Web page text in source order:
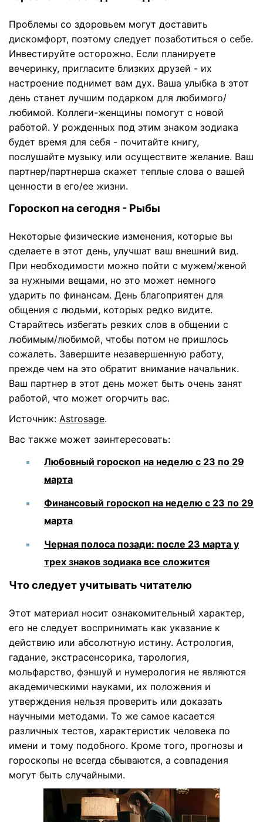
Проблемы со здоровьем могут доставить
дискомфорт, поэтому следует позаботиться о себе.
Инвестируйте осторожно. Если планируете
вечеринку, пригласите близких друзей - их
настроение поднимет вам дух. Ваша улыбка в этот
день станет лучшим подарком для любимого/
любимой. Коллеги-женщины помогут с новой
работой. У рожденных под этим знаком зодиака
будет время для себя - почитайте книгу,
послушайте музыку или осуществите желание. Ваш
партнер/партнерша скажет теплые слова о вашей
ценности в его/ее жизни.
Гороскоп на сегодня - Рыбы
Некоторые физические изменения, которые вы
сделаете в этот день, улучшат ваш внешний вид.
При необходимости можно пойти с мужем/женой
за нужными вещами, но это может немного
ударить по финансам. День благоприятен для
общения с людьми, которых редко видите.
Старайтесь избегать резких слов в общении с
любимым/любимой, чтобы потом не пришлось
сожалеть. Завершите незавершенную работу,
прежде чем на это обратит внимание начальник.
Ваш партнер в этот день может быть очень занят
работой, что может огорчить вас.
Источник: Astrosage.
Вас также может заинтересовать:
Любовный гороскоп на неделю с 23 по 29
марта
Финансовый гороскоп на неделю с 23 по 29
марта
Черная полоса позади: после 23 марта у
трех знаков зодиака все сложится
Что следует учитывать читателю
Этот материал носит ознакомительный характер,
его не следует воспринимать как указание к
действию или абсолютную истину. Астрология,
гадание, экстрасенсорика, тарология,
мольфарство, фэншуй и нумерология не являются
академическими науками, их положения и
утверждения нельзя проверить или доказать
научными методами. То же самое касается
различных тестов, характеристик человека по
имени и тому подобного. Кроме того, прогнозы и
гороскопы не всегда сбываются, а совпадения
могут быть случайными.